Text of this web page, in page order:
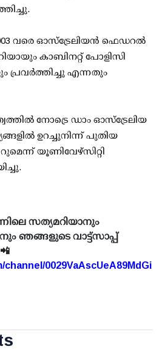
വരെ ഓസ്‌ട്രേലിയൻ ഫെഡറൽ
കാബിനറ്റ് പോളിസി
പ്രവർത്തിച്ചു എന്നതും
നോട്രെ ഡാം ഓസ്‌ട്രേലിയ
ഉറച്ചുനിന്ന് പുതിയ
യൂണിവേഴ്സിറ്റി
സത്യമറിയാനും
ഞങ്ങളുടെ വാട്ട്സാപ്പ്
0029VaAscUeA89MdGi